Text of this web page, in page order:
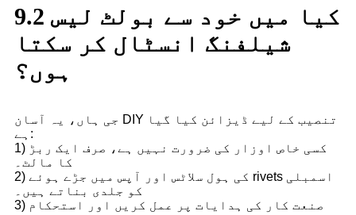
9.2 کیا میں خود سے بولٹ لیس
شیلفنگ انسٹال کر سکتا
ہوں؟
جی ہاں، یہ آسان DIY تنصیب کے لیے ڈیزائن کیا گیا
ہے:
1) کسی خاص اوزار کی ضرورت نہیں ہے، صرف ایک ربڑ
کا مالٹ۔
2) کی ہول سلاٹس اور آپس میں جڑے ہوئے rivets اسمبلی
کو جلدی بناتے ہیں۔
3) صنعت کار کی ہدایات پر عمل کریں اور استحکام